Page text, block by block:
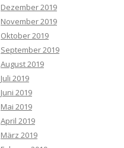
Dezember 2019
November 2019
Oktober 2019
September 2019
August 2019
Juli 2019
Juni 2019
Mai 2019
April 2019
März 2019